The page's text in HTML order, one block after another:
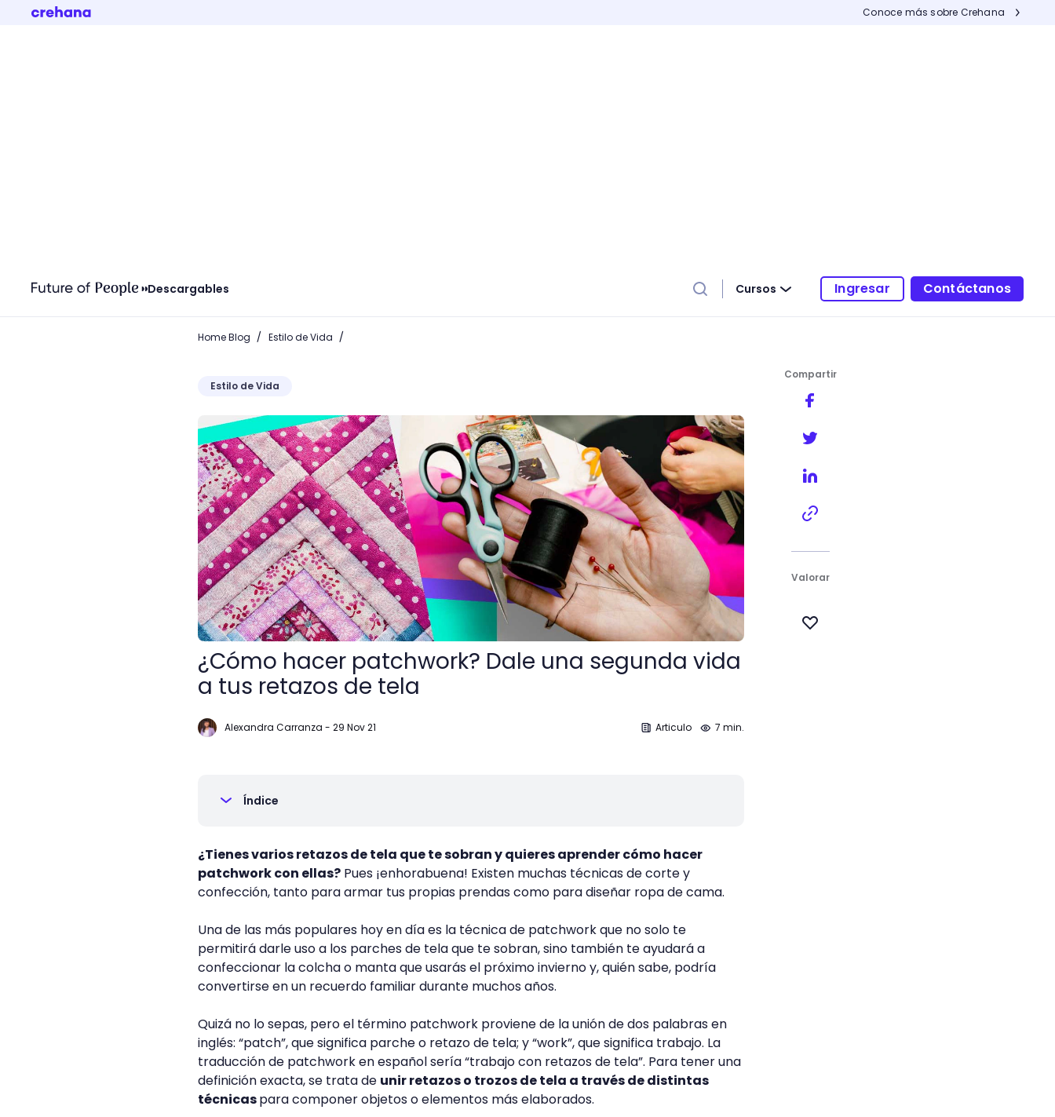
Conoce más sobre Crehana
Descargables Cursos Ingresar Contáctanos
Home Blog / Estilo de Vida /
Estilo de Vida
¿Cómo hacer patchwork? Dale una segunda vida a tus retazos de tela
¿Cómo hacer patchwork? Dale una segunda vida
a tus retazos de tela
Alexandra Carranza - 29 Nov 21 Articulo 7 min.
Índice
¿Tienes varios retazos de tela que te sobran y quieres aprender cómo hacer
patchwork con ellas? Pues ¡enhorabuena! Existen muchas técnicas de corte y
confección, tanto para armar tus propias prendas como para diseñar ropa de cama.
Una de las más populares hoy en día es la técnica de patchwork que no solo te
permitirá darle uso a los parches de tela que te sobran, sino también te ayudará a
confeccionar la colcha o manta que usarás el próximo invierno y, quién sabe, podría
convertirse en un recuerdo familiar durante muchos años.
Quizá no lo sepas, pero el término patchwork proviene de la unión de dos palabras en
inglés: “patch”, que significa parche o retazo de tela; y “work”, que significa trabajo. La
traducción de patchwork en español sería “trabajo con retazos de tela”. Para tener una
definición exacta, se trata de unir retazos o trozos de tela a través de distintas
técnicaspara componer objetos o elementos más elaborados.
Compartir
Valorar